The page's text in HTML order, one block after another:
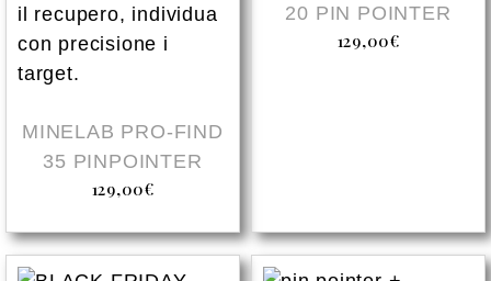
MINELAB PRO-FIND
35 PINPOINTER
129,00€
20 PIN POINTER
129,00€